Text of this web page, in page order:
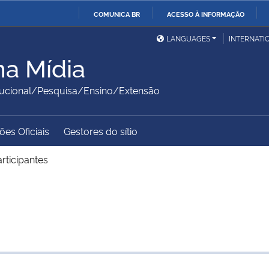
COMUNICA BR ACESSO À INFORMAÇÃO
Ministério da Defesa
Ministério das Relações
Exteriores
Ministério da Cidadania
Ministério do
Desenvolvimento Regional
LANGUAGES
Mídia
Pesquisa/Ensino/Extensão
Oficiais Gestores do sítio